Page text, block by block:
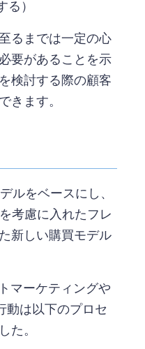
）
るまでは一定の心
要があることを示
検討する際の顧客
きます。
ルをベースにし、
考慮に入れたフレ
新しい購買モデル
マーケティングや
動は以下のプロセ
た。